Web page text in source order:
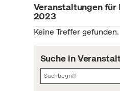
Veranstaltungen
2023
Keine Treffer gefunden.
Suche in